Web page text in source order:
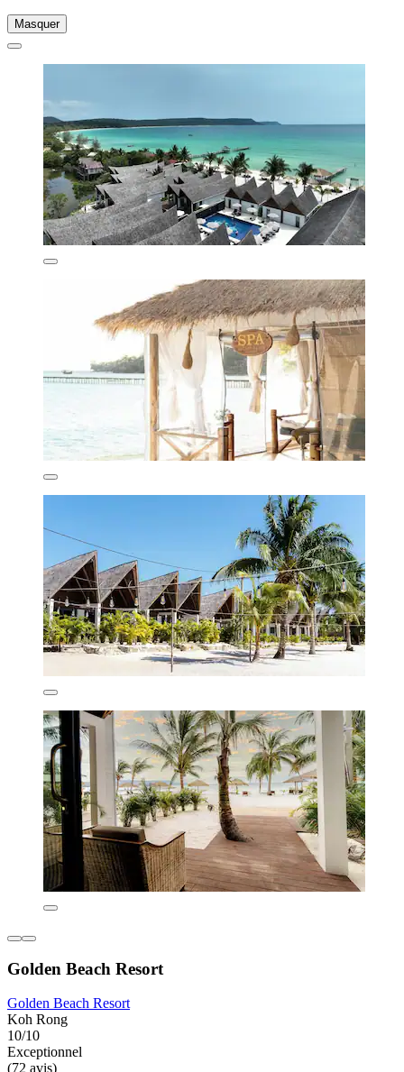
Masquer
Golden Beach Resort
Golden Beach Resort
Koh Rong
10/10
Exceptionnel
(72 avis)